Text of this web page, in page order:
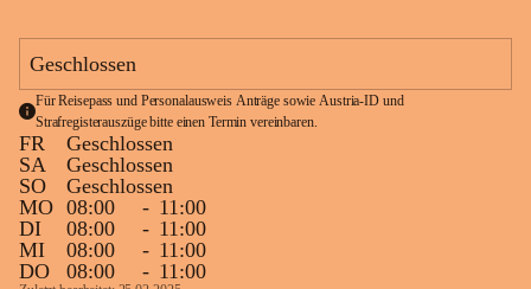
Geschlossen
Für Reisepass und Personalausweis Anträge sowie Austria-ID und
Strafregisterauszüge bitte einen Termin vereinbaren.
FR
Geschlossen
SA
Geschlossen
SO
Geschlossen
MO 08:00 - 11:00
DI
08:00 - 11:00
MI
08:00 - 11:00
DO
08:00 - 11:00